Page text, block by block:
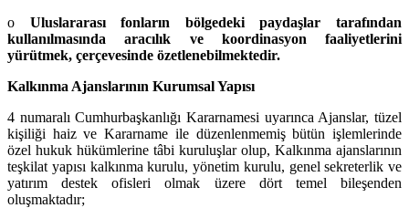
o Uluslararası fonların bölgedeki paydaşlar tarafından
kullanılmasında aracılık ve koordinasyon faaliyetlerini
yürütmek, çerçevesinde özetlenebilmektedir.
Kalkınma Ajanslarının Kurumsal Yapısı
4 numaralı Cumhurbaşkanlığı Kararnamesi uyarınca Ajanslar, tüzel
kişiliği haiz ve Kararname ile düzenlenmemiş bütün işlemlerinde
özel hukuk hükümlerine tâbi kuruluşlar olup, Kalkınma ajanslarının
teşkilat yapısı kalkınma kurulu, yönetim kurulu, genel sekreterlik ve
yatırım destek ofisleri olmak üzere dört temel bileşenden
oluşmaktadır;